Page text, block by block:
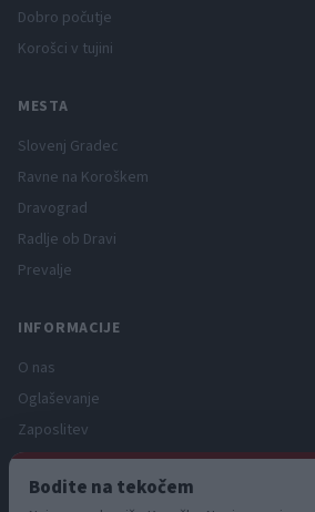
Dobro počutje
Korošci v tujini
MESTA
Slovenj Gradec
Ravne na Koroškem
Dravograd
Radlje ob Dravi
Prevalje
INFORMACIJE
O nas
Oglaševanje
Zaposlitev
Pravno obvestilo
Zasebnost in piškotki
Bodite na tekočem